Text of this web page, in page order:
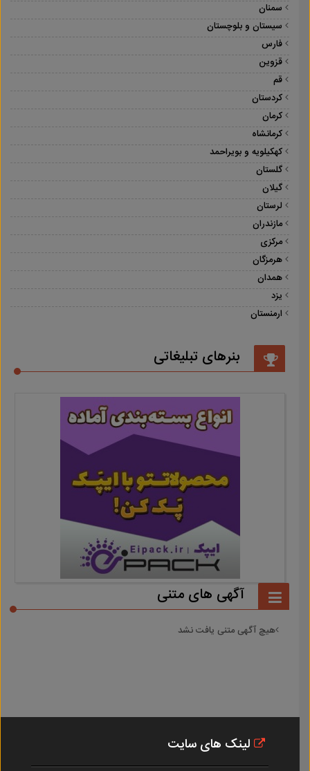
سمنان
سیستان و بلوچستان
فارس
قزوین
قم
کردستان
کرمان
کرمانشاه
کهکیلویه و بویراحمد
گلستان
گیلان
لرستان
مازندران
مرکزی
هرمزگان
همدان
یزد
ارمنستان
بنرهای تبلیغاتی
آگهی های متنی
هیچ آگهی متنی یافت نشد
لینک های سایت